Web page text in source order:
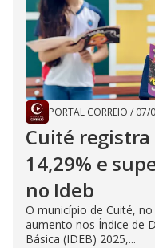
PORTAL CORREIO / 07/
Cuité
14,29% e
no Ideb
O município de Cuité,
aumento nos Índice de
Básica (IDEB) 2025,...